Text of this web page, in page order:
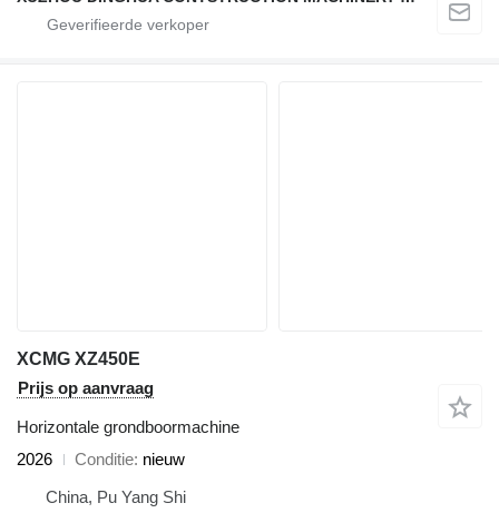
XCMG XZ450E
Prijs op aanvraag
Horizontale grondboormachine
2026
Conditie nieuw
China, Pu Yang Shi